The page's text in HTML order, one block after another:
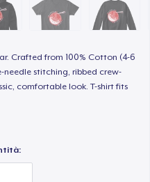
Crafted from 100% Cotton (4-6
stitching, ribbed crew-
comfortable look. T-shirt fits
Next Level 3600 | Premium Ring-Spun Cotton T-Shirt